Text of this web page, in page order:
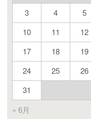
« 6月
3
4 5
10
11 12
17
18 19
24
25 26
31